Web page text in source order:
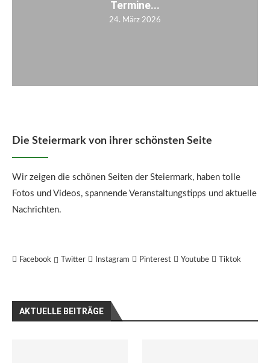
Termine...
24. März 2026
Die Steiermark von ihrer schönsten Seite
Wir zeigen die schönen Seiten der Steiermark, haben tolle
Fotos und Videos, spannende Veranstaltungstipps und aktuelle
Nachrichten.
Facebook Twitter Instagram Pinterest Youtube Tiktok
AKTUELLE BEITRÄGE